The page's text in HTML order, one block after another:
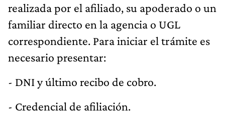
realizada por el afiliado, su apoderado o un
familiar directo en la agencia o UGL
correspondiente. Para iniciar el trámite es
necesario presentar:
- DNI y último recibo de cobro.
- Credencial de afiliación.